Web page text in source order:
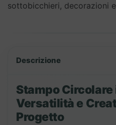
sottobicchieri, decorazioni
Descrizione
Stampo
Versatilità e
Progetto